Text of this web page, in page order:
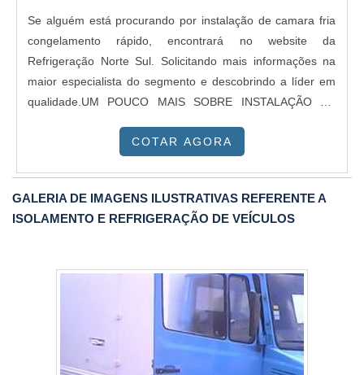
Se alguém está procurando por instalação de camara fria
congelamento rápido, encontrará no website da
Refrigeração Norte Sul. Solicitando mais informações na
maior especialista do segmento e descobrindo a líder em
qualidade.UM POUCO MAIS SOBRE INSTALAÇÃO DE
busca por instalação de camara fria congelamento rápido
de mercado quando o assunto é instalação e manutenção
em aparelhos frigoríficos e venda de aparelhos, visando
congelamento rápido, na essência da empresa, a mesma
deve prezar pelos produtos e serviços com ótima qualidade
e excelente custo-benefício, características simples, mas
que mostram o comprometimento da empresa com seus
clientes.Existem muitas formas diferentes de demonstrar
COTAR AGORA
GALERIA DE IMAGENS ILUSTRATIVAS REFERENTE A
ISOLAMENTO E REFRIGERAÇÃO DE VEÍCULOS